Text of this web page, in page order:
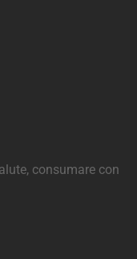
consumare con